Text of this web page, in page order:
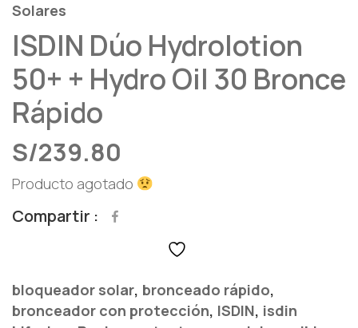
Solares
ISDIN Dúo Hydrolotion
50+ + Hydro Oil 30 Bronce
Rápido
S/239.80
Producto agotado
Compartir
bloqueador solar, bronceado rápido,
bronceador con protección, ISDIN, isdin